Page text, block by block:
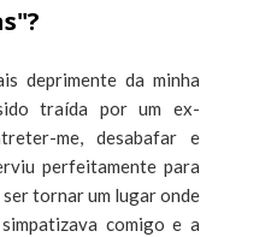
deprimente da minha
traída por um ex-
me, desabafar e
perfeitamente para
tornar um lugar onde
comigo e a